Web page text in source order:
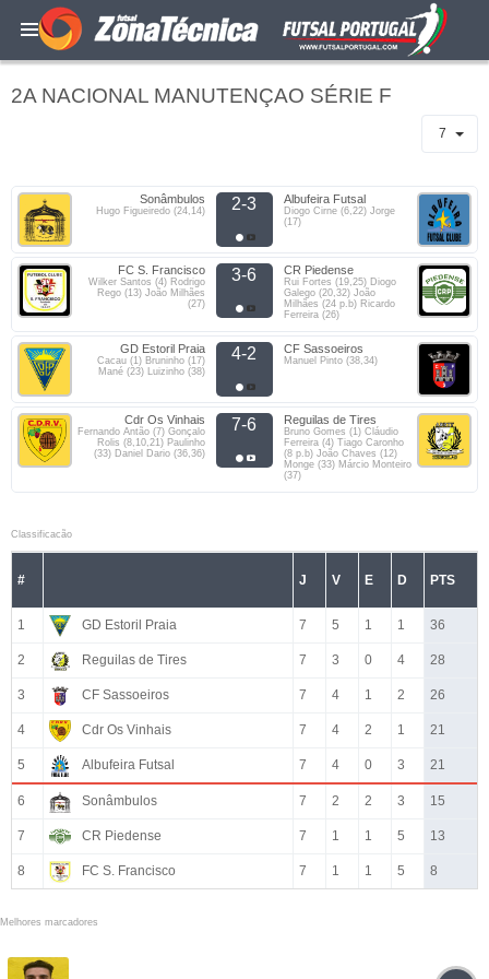
2A NACIONAL MANUTENÇAO SÉRIE F
7
Sonâmbulos
Hugo Figueiredo (24,14) 2-3 Albufeira Futsal
Diogo Cirne (6,22) Jorge
(17)
FC S. Francisco
Wilker Santos (4) Rodrigo
Rego (13) João Milhães
(27)
3-6 CR Piedense
Rui Fortes (19,25) Diogo
Galego (20,32) João
Milhães (24 p.b) Ricardo
Ferreira (26)
GD Estoril Praia
Cacau (1) Bruninho (17)
Mané (23) Luizinho (38)
4-2 CF Sassoeiros
Manuel Pinto (38,34)
Cdr Os Vinhais
Fernando Antão (7) Gonçalo
Rolis (8,10,21) Paulinho
(33) Daniel Dario (36,36)
7-6 Reguilas de Tires
Bruno Gomes (1) Cláudio
Ferreira (4) Tiago Caronho
(8 p.b) João Chaves (12)
Monge (33) Márcio Monteiro
(37)
Classificacão
# J V E D PTS
1 GD Estoril Praia 7 5 1 1 36
2 Reguilas de Tires 7 3 0 4 28
3 CF Sassoeiros 7 4 1 2 26
4 Cdr Os Vinhais 7 4 2 1 21
5 Albufeira Futsal 7 4 0 3 21
6 Sonâmbulos 7 2 2 3 15
7 CR Piedense 7 1 1 5 13
8 FC S. Francisco 7 1 1 5 8
Melhores marcadores